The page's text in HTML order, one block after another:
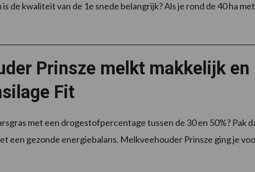
de kwaliteit van de 1e snede belangrijk? Als je rond de 40 ha
Prinsze melkt makkelijk
Fit
met een drogestofpercentage tussen de 30 en 50%? Pak
een gezonde energiebalans. Melkveehouder Prinsze ging je